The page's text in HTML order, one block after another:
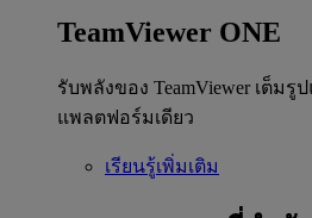
TeamViewer ONE
รับพลังของ TeamViewer เต็ม
แพลตฟอร์มเดียว
เรียนรู้เพิ่มเติม